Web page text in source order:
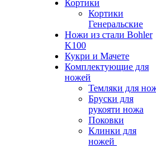
Кортики
Кортики
Генеральские
Ножи из стали Bohler
K100
Кукри и Мачете
Комплектующие для
ножей
Темляки для
Бруски для
рукояти ножа
Поковки
Клинки для
ножей